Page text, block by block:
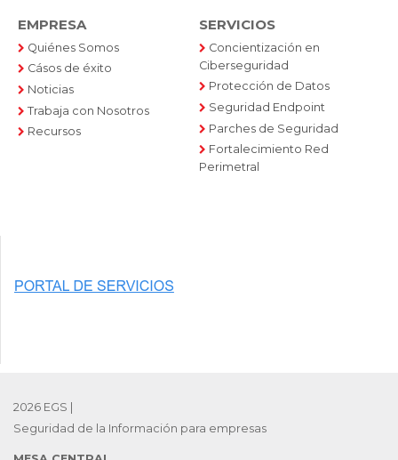
EMPRESA
Quiénes Somos
Cásos de éxito
Noticias
Trabaja con Nosotros
Recursos
SERVICIOS
Concientización en
Ciberseguridad
Protección de Datos
Seguridad Endpoint
Parches de Seguridad
Fortalecimiento Red
Perimetral
2026 EGS |
Seguridad de la Información para empresas